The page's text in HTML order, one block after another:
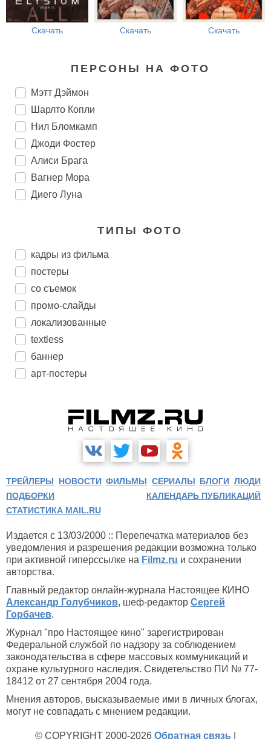
Скачать Скачать Скачать
ПЕРСОНЫ НА ФОТО
Мэтт Дэймон
Шарлто Копли
Нил Бломкамп
Джоди Фостер
Алиси Брага
Вагнер Мора
Диего Луна
ТИПЫ ФОТО
кадры из фильма
постеры
со съемок
промо-слайды
локализованные
textless
баннер
арт-постеры
ТРЕЙЛЕРЫ НОВОСТИ ФИЛЬМЫ СЕРИАЛЫ БЛОГИ ЛЮДИ
ПОДБОРКИ
КАЛЕНДАРЬ ПУБЛИКАЦИЙ
СТАТИСТИКА MAIL.RU
Издается с 13/03/2000 :: Перепечатка материалов без
уведомления и разрешения редакции возможна только
при активной гиперссылке на Filmz.ru и сохранении
авторства.
Главный редактор онлайн-журнала Настоящее КИНО
Александр Голубчиков, шеф-редактор Сергей
Горбачев.
Журнал "про Настоящее кино" зарегистрирован
Федеральной службой по надзору за соблюдением
законодательства в сфере массовых коммуникаций и
охране культурного наследия. Свидетельство ПИ № 77-
18412 от 27 сентября 2004 года.
Мнения авторов, высказываемые ими в личных блогах,
могут не совпадать с мнением редакции.
© COPYRIGHT 2000-2026 Обратная связь